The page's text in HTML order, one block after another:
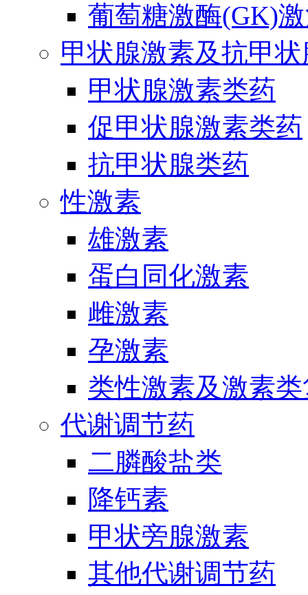
葡萄糖激酶(GK)
甲状腺激素及抗甲
甲状腺激素类药
促甲状腺激素类药
抗甲状腺类药
性激素
雄激素
蛋白同化激素
雌激素
孕激素
类性激素及激素
代谢调节药
二膦酸盐类
降钙素
甲状旁腺激素
其他代谢调节药